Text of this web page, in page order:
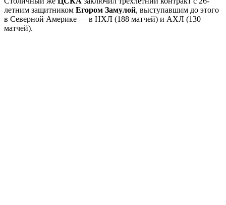
летним защитником Егором Замулой, выступавшим до этого
в Северной Америке — в НХЛ (188 матчей) и АХЛ (130
матчей).